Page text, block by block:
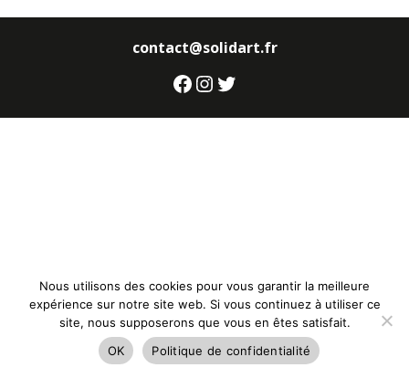
contact@solidart.fr
Facebook
Instagram
Twitter
Nous utilisons des cookies pour vous garantir la meilleure
expérience sur notre site web. Si vous continuez à utiliser ce
site, nous supposerons que vous en êtes satisfait.
OK
Politique de confidentialité